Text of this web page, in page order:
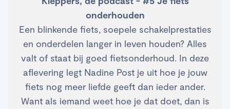
onderhouden
Een blinkende fiets, soepele schakelprestaties
en onderdelen langer in leven houden? Alles
valt of staat bij goed fietsonderhoud. In deze
aflevering legt Nadine Post je uit hoe je jouw
fiets nog meer liefde geeft dan ieder ander.
Want als iemand weet hoe je dat doet, dan is